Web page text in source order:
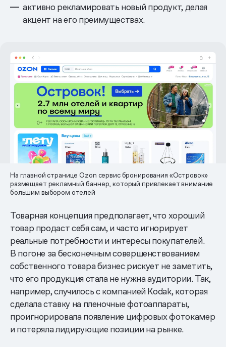
активно рекламировать новый продукт, делая
акцент на его преимуществах.
На главной странице Ozon сервис бронирования «Островок»
размещает рекламный баннер, который привлекает внимание
большим выбором отелей
Товарная концепция предполагает, что хороший
товар продаст себя сам, и часто игнорирует
реальные потребности и интересы покупателей.
В погоне за бесконечным совершенствованием
собственного товара бизнес рискует не заметить,
что его продукция стала не нужна аудитории. Так,
например, случилось с компанией Kodak, которая
сделала ставку на пленочные фотоаппараты,
проигнорировала появление цифровых фотокамер
и потеряла лидирующие позиции на рынке.